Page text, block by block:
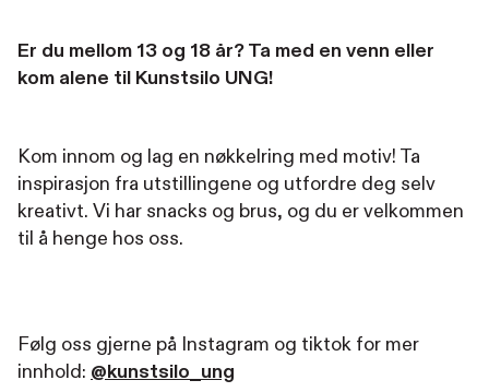
Er du mellom 13 og 18 år? Ta med en venn eller
kom alene til Kunstsilo UNG!
Kom innom og lag en nøkkelring med motiv! Ta
inspirasjon fra utstillingene og utfordre deg selv
kreativt. Vi har snacks og brus, og du er velkommen
til å henge hos oss.
Følg oss gjerne på Instagram og tiktok for mer
innhold: @kunstsilo_ung